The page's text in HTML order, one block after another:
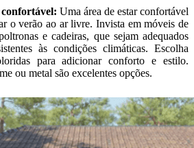
Uma área de estar confortável
o verão ao ar livre. Invista em móveis de
e cadeiras, que sejam adequados
às condições climáticas. Escolha
para adicionar conforto e estilo.
ou metal são excelentes opções.